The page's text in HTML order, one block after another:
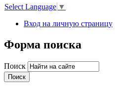
Select Language ▼
Вход на личную страницу
Форма поиска
Поиск